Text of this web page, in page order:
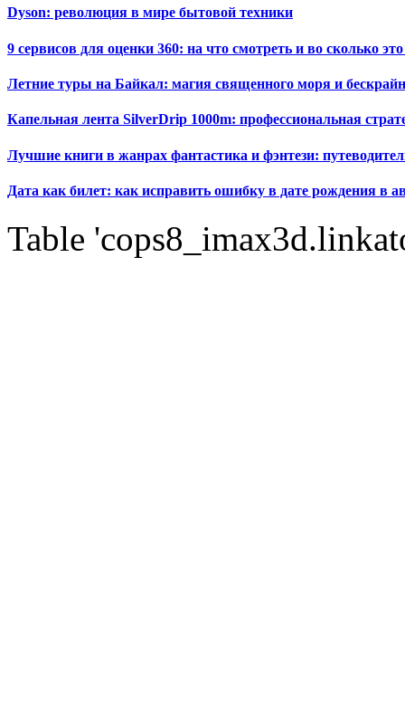
Dyson: революция в мире бытовой техники
9 сервисов для оценки 360: на что смотреть и во сколько это
Летние туры на Байкал: магия священного моря и
Капельная лента SilverDrip 1000m: профессиональная
Лучшие книги в жанрах фантастика и фэнтези:
Дата как билет: как исправить ошибку в дате рождения в
Table